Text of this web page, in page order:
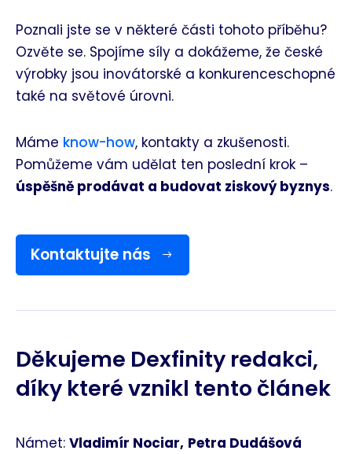
Poznali jste se v některé části tohoto příběhu?
Ozvěte se. Spojíme síly a dokážeme, že české
výrobky jsou inovátorské a konkurenceschopné
také na světové úrovni.
Máme know-how, kontakty a zkušenosti.
Pomůžeme vám udělat ten poslední krok –
úspěšně prodávat a budovat ziskový byznys.
Kontaktujte nás
Děkujeme Dexfinity redakci,
díky které vznikl tento článek
Námet: Vladimír Nociar, Petra Dudášová